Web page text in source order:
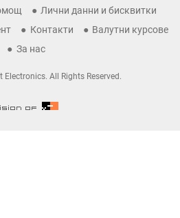
Лични данни и бисквитки
Контакти
Валутни курсове
За нас
All Rights Reserved.